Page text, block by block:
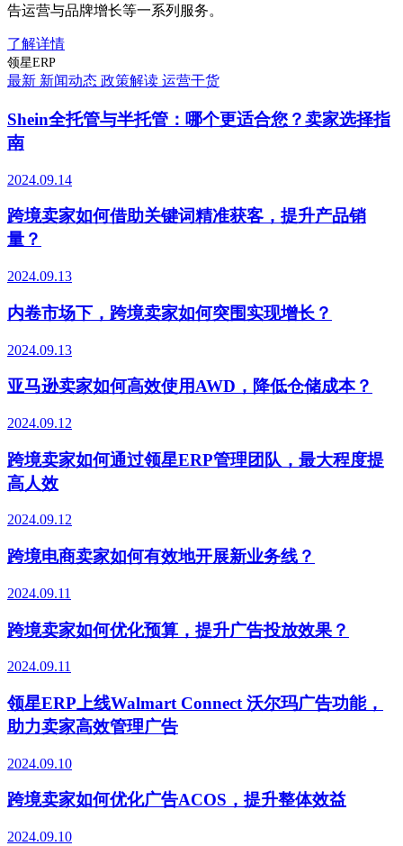
告运营与品牌增长等一系列服务。
了解详情
领星ERP
最新 新闻动态 政策解读 运营干货
Shein全托管与半托管：哪个更适合您？卖家选择指
南
2024.09.14
跨境卖家如何借助关键词精准获客，提升产品销
量？
2024.09.13
内卷市场下，跨境卖家如何突围实现增长？
2024.09.13
亚马逊卖家如何高效使用AWD，降低仓储成本？
2024.09.12
跨境卖家如何通过领星ERP管理团队，最大程度提
高人效
2024.09.12
跨境电商卖家如何有效地开展新业务线？
2024.09.11
跨境卖家如何优化预算，提升广告投放效果？
2024.09.11
领星ERP上线Walmart Connect 沃尔玛广告功能，
助力卖家高效管理广告
2024.09.10
跨境卖家如何优化广告ACOS，提升整体效益
2024.09.10